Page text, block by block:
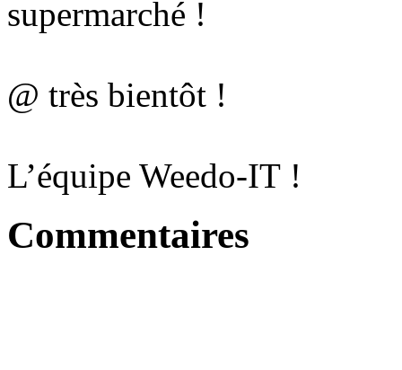
supermarché !
@ très bientôt !
L’équipe Weedo-IT !
Commentaires